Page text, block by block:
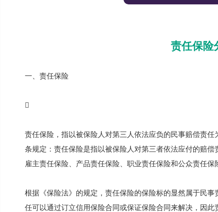
责任保险
一、责任保险

责任保险，指以被保险人对第三人依法应负的民事赔偿责
条规定：责任保险是指以被保险人对第三者依法应付的赔
雇主责任保险、产品责任保险、职业责任保险和公众责任保
根据《保险法》的规定，责任保险的保险标的显然属于民
任可以通过订立信用保险合同或保证保险合同来解决，因